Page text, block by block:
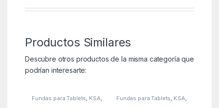
Productos Similares
Descubre otros productos de la misma categoría que
podrían interesarte:
Fundas para Tablets, KSA, Fundas para Tablets, KSA,